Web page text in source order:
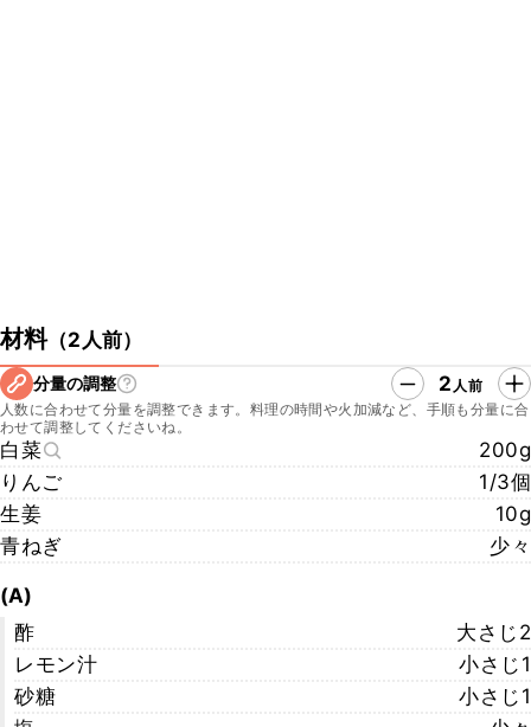
材料（2人前）
分量の調整 2 人前
人数に合わせて分量を調整できます。料理の時間や火加減など、手順も分量に合
わせて調整してくださいね。
白菜
200g
りんご
1/3個
生姜
10g
青ねぎ
少々
(A)
酢
大さじ2
レモン汁
小さじ1
砂糖
小さじ1